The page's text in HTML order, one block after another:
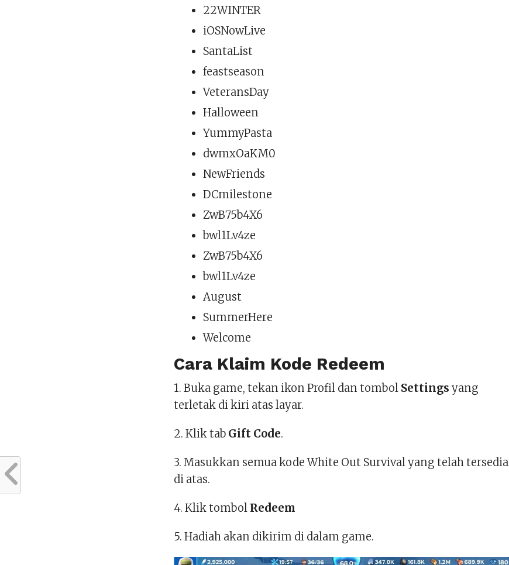
22WINTER
iOSNowLive
SantaList
feastseason
VeteransDay
Halloween
YummyPasta
dwmxOaKM0
NewFriends
DCmilestone
ZwB75b4X6
bwl1Lv4ze
ZwB75b4X6
bwl1Lv4ze
August
SummerHere
Welcome
Cara Klaim Kode Redeem
1. Buka game, tekan ikon Profil dan tombol Settings yang
terletak di kiri atas layar.
2. Klik tab Gift Code.
3. Masukkan semua kode White Out Survival yang telah tersedia
di atas.
4. Klik tombol Redeem
5. Hadiah akan dikirim di dalam game.